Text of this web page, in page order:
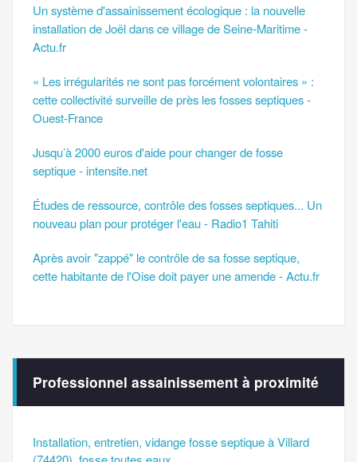
Un système d'assainissement écologique : la nouvelle
installation de Joël dans ce village de Seine-Maritime -
Actu.fr
« Les irrégularités ne sont pas forcément volontaires » :
cette collectivité surveille de près les fosses septiques -
Ouest-France
Jusqu’à 2000 euros d'aide pour changer de fosse
septique - intensite.net
Études de ressource, contrôle des fosses septiques... Un
nouveau plan pour protéger l'eau - Radio1 Tahiti
Après avoir "zappé" le contrôle de sa fosse septique,
cette habitante de l'Oise doit payer une amende - Actu.fr
Professionnel assainissement à proximité
Installation, entretien, vidange fosse septique à Villard